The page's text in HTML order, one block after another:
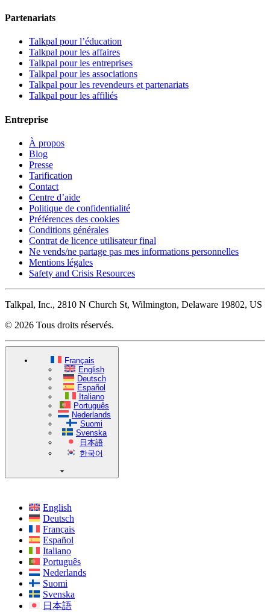
Partenariats
Talkpal pour l’éducation
Talkpal pour les affaires
Talkpal pour les entreprises
Talkpal pour les associations
Talkpal pour les revendeurs et partenariats
Talkpal pour les affiliés
Entreprise
À propos
Blog
Presse
Tarification
Contact
Centre d’aide
Politique de confidentialité
Préférences des cookies
Conditions générales
Contrat de licence utilisateur final
Ne vends/ne partage pas mes informations personnelles
Mentions légales
Safety and Crisis Resources
Talkpal, Inc., 2810 N Church St, Wilmington, Delaware 19802, US
© 2026 Tous droits réservés.
Français
English
Deutsch
Español
Italiano
Português
Nederlands
Suomi
Svenska
日本語
한국어
English
Deutsch
Français
Español
Italiano
Português
Nederlands
Suomi
Svenska
日本語